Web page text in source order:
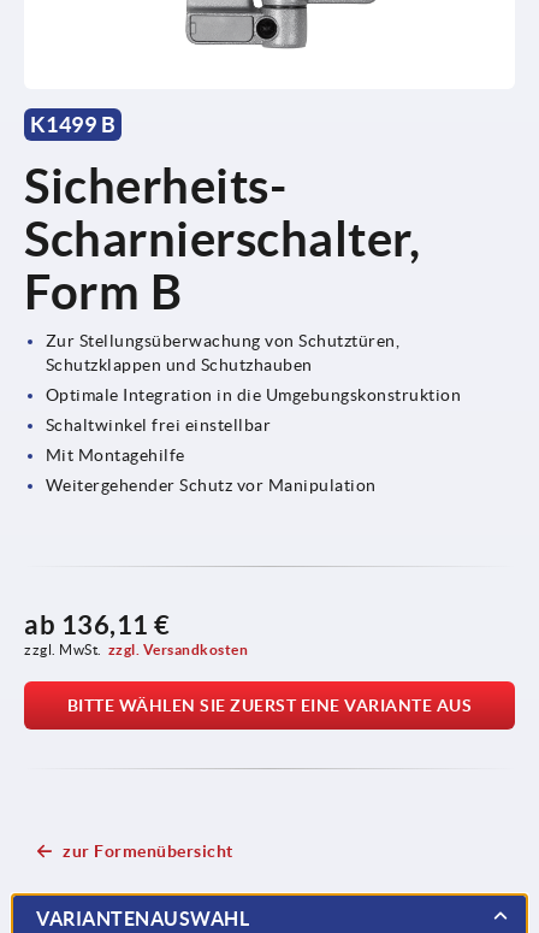
K1499 B
Sicherheits-
Scharnierschalter,
Form B
Zur Stellungsüberwachung von Schutztüren,
Schutzklappen und Schutzhauben
Optimale Integration in die Umgebungskonstruktion
Schaltwinkel frei einstellbar
Mit Montagehilfe
Weitergehender Schutz vor Manipulation
ab 136,11 €
zzgl. MwSt. zzgl. Versandkosten
BITTE WÄHLEN SIE ZUERST EINE VARIANTE AUS
zur Formenübersicht
VARIANTENAUSWAHL